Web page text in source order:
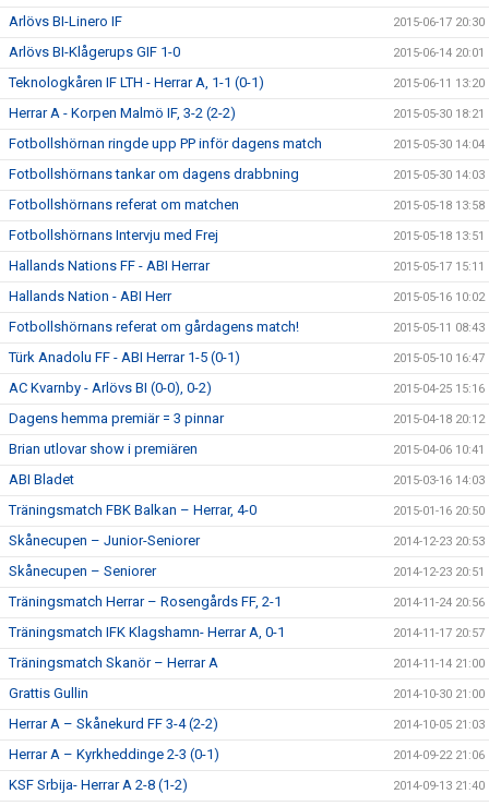
Arlövs BI-Linero IF 2015-06-17 20:30
Arlövs BI-Klågerups GIF 1-0 2015-06-14 20:01
Teknologkåren IF LTH - Herrar A, 1-1 (0-1) 2015-06-11 13:20
Herrar A - Korpen Malmö IF, 3-2 (2-2) 2015-05-30 18:21
Fotbollshörnan ringde upp PP inför dagens match 2015-05-30 14:04
Fotbollshörnans tankar om dagens drabbning 2015-05-30 14:03
Fotbollshörnans referat om matchen 2015-05-18 13:58
Fotbollshörnans Intervju med Frej 2015-05-18 13:51
Hallands Nations FF - ABI Herrar 2015-05-17 15:11
Hallands Nation - ABI Herr 2015-05-16 10:02
Fotbollshörnans referat om gårdagens match! 2015-05-11 08:43
Türk Anadolu FF - ABI Herrar 1-5 (0-1) 2015-05-10 16:47
AC Kvarnby - Arlövs BI (0-0), 0-2) 2015-04-25 15:16
Dagens hemma premiär = 3 pinnar 2015-04-18 20:12
Brian utlovar show i premiären 2015-04-06 10:41
ABI Bladet 2015-03-16 14:03
Träningsmatch FBK Balkan – Herrar, 4-0 2015-01-16 20:50
Skånecupen – Junior-Seniorer 2014-12-23 20:53
Skånecupen – Seniorer 2014-12-23 20:51
Träningsmatch Herrar – Rosengårds FF, 2-1 2014-11-24 20:56
Träningsmatch IFK Klagshamn- Herrar A, 0-1 2014-11-17 20:57
Träningsmatch Skanör – Herrar A 2014-11-14 21:00
Grattis Gullin 2014-10-30 21:00
Herrar A – Skånekurd FF 3-4 (2-2) 2014-10-05 21:03
Herrar A – Kyrkheddinge 2-3 (0-1) 2014-09-22 21:06
KSF Srbija- Herrar A 2-8 (1-2) 2014-09-13 21:40